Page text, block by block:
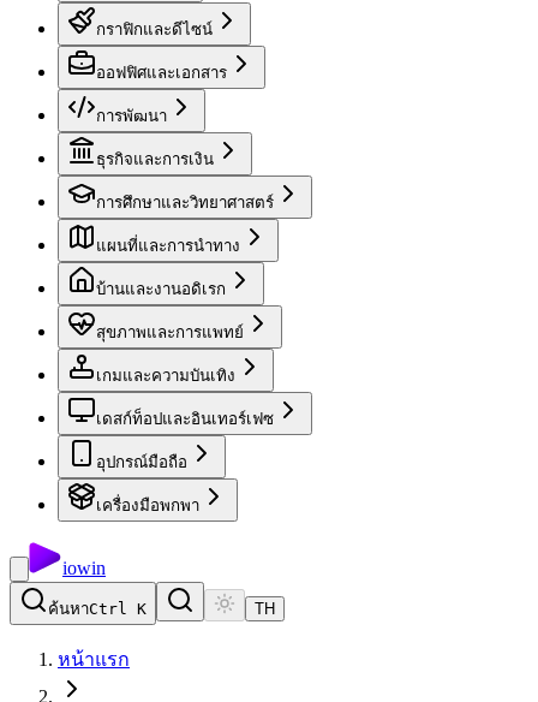
กราฟิกและดีไซน์
ออฟฟิศและเอกสาร
การพัฒนา
ธุรกิจและการเงิน
การศึกษาและวิทยาศาสตร์
แผนที่และการนำทาง
บ้านและงานอดิเรก
สุขภาพและการแพทย์
เกมและความบันเทิง
เดสก์ท็อปและอินเทอร์เฟซ
อุปกรณ์มือถือ
เครื่องมือพกพา
iowin
ค้นหาCtrl K TH
หน้าแรก